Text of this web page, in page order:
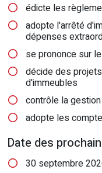
édicte les
adopte l'arrêté
dépenses
se prononce sur
décide des
d'immeubles
contrôle la gestion
adopte les
Date des
30 septembre